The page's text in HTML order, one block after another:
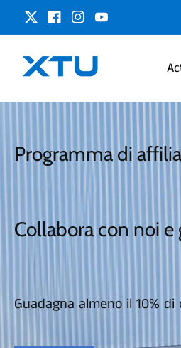
Cinguettio
Fai
clic
Mi
Piace
Profilo
utente
YouTube
Programma di
Collabora con noi e
Guadagna almeno il 10%